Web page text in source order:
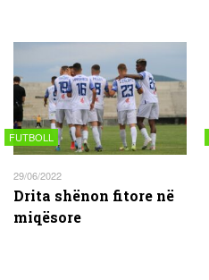
FUTBOLL
29/06/2022
Drita shënon fitore në
miqësore